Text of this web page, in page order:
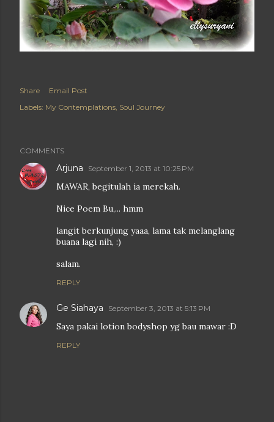
Share
Email Post
Labels: My Contemplations Soul Journey
COMMENTS
Arjuna September 1, 2013 at 10:25 PM
MAWAR, begitulah ia merekah.
Nice Poem Bu,... hmm
langit berkunjung yaaa, lama tak melanglang
buana lagi nih, :)
salam.
REPLY
Ge Siahaya September 3, 2013 at 5:13 PM
Saya pakai lotion bodyshop yg bau mawar :D
REPLY